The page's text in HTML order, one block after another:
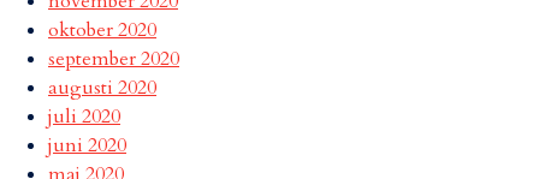
oktober 2020
september 2020
augusti 2020
juli 2020
juni 2020